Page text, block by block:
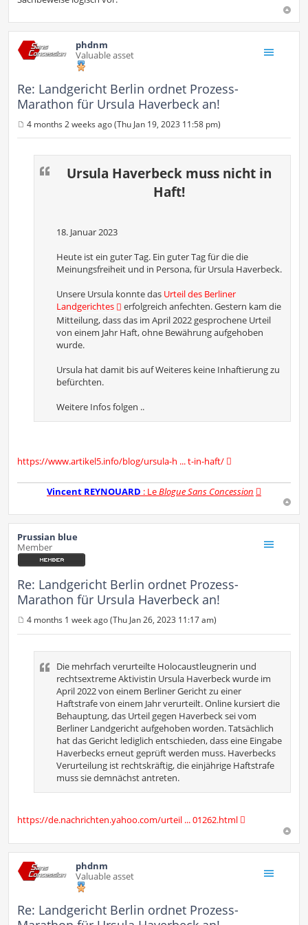
phdnm
Valuable asset
Re: Landgericht Berlin ordnet Prozess-
Marathon für Ursula Haverbeck an!
o
4 months 2 weeks ago (Thu Jan 19, 2023 11:58 pm)
Ursula Haverbeck muss nicht in
Haft!
18. Januar 2023
Heute ist ein guter Tag. Ein guter Tag für die die
Meinungsfreiheit und in Persona, für Ursula Haverbeck.
Unsere Ursula konnte das Urteil des Berliner
Landgerichtes
erfolgreich anfechten. Gestern kam die
Mitteilung, dass das im April 2022 gesprochene Urteil
von einem Jahr Haft, ohne Bewährung aufgehoben
wurde.
Ursula hat damit bis auf Weiteres keine Inhaftierung zu
befürchten.
Weitere Infos folgen ..
https://www.artikel5.info/blog/ursula-h ... t-in-haft/
Vincent REYNOUARD : LeBlogue Sans Concession
Prussian blue
Member
Re: Landgericht Berlin ordnet Prozess-
Marathon für Ursula Haverbeck an!
o
4 months 1 week ago (Thu Jan 26, 2023 11:17 am)
Die mehrfach verurteilte Holocaustleugnerin und
rechtsextreme Aktivistin Ursula Haverbeck wurde im
April 2022 von einem Berliner Gericht zu einer
Haftstrafe von einem Jahr verurteilt. Online kursiert die
Behauptung, das Urteil gegen Haverbeck sei vom
Berliner Landgericht aufgehoben worden. Tatsächlich
hat das Gericht lediglich entschieden, dass eine Eingabe
Haverbecks erneut geprüft werden muss. Haverbecks
Verurteilung ist rechtskräftig, die einjährige Haftstrafe
muss sie demnächst antreten.
https://de.nachrichten.yahoo.com/urteil ... 01262.html
phdnm
Valuable asset
Re: Landgericht Berlin ordnet Prozess-